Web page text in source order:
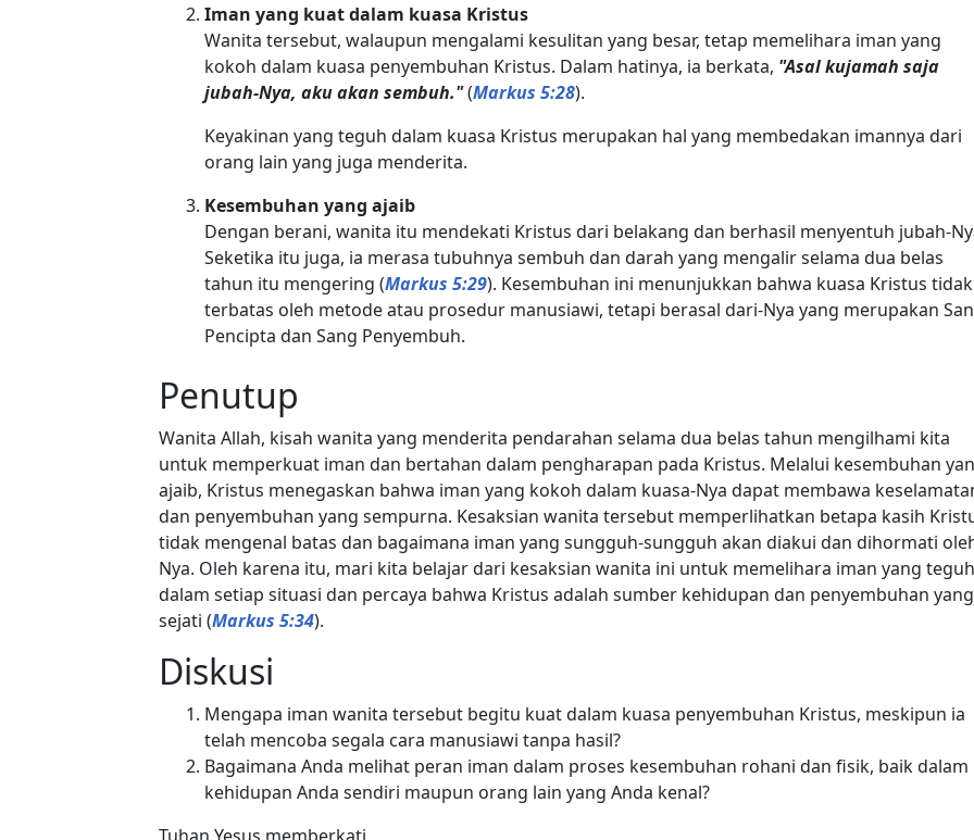
Iman yang kuat dalam kuasa Kristus
Wanita tersebut, walaupun mengalami kesulitan yang besar, tetap memelihara iman yang
kokoh dalam kuasa penyembuhan Kristus. Dalam hatinya, ia berkata, "Asal kujamah saja
jubah-Nya, aku akan sembuh."(Markus 5:28).
Keyakinan yang teguh dalam kuasa Kristus merupakan hal yang membedakan imannya dari
orang lain yang juga menderita.
Kesembuhan yang ajaib
Dengan berani, wanita itu mendekati Kristus dari belakang dan berhasil menyentuh jubah-
Seketika itu juga, ia merasa tubuhnya sembuh dan darah yang mengalir selama dua belas
tahun itu mengering (Markus 5:29). Kesembuhan ini menunjukkan bahwa kuasa Kristus tidak
terbatas oleh metode atau prosedur manusiawi, tetapi berasal dari-Nya yang merupakan
Pencipta dan Sang Penyembuh.
Penutup
Wanita Allah, kisah wanita yang menderita pendarahan selama dua belas tahun mengilhami kita
untuk memperkuat iman dan bertahan dalam pengharapan pada Kristus. Melalui kesembuhan
ajaib, Kristus menegaskan bahwa iman yang kokoh dalam kuasa-Nya dapat membawa
dan penyembuhan yang sempurna. Kesaksian wanita tersebut memperlihatkan betapa kasih
tidak mengenal batas dan bagaimana iman yang sungguh-sungguh akan diakui dan dihormati
Nya. Oleh karena itu, mari kita belajar dari kesaksian wanita ini untuk memelihara iman yang teguh
dalam setiap situasi dan percaya bahwa Kristus adalah sumber kehidupan dan penyembuhan yang
sejati (Markus 5:34).
Diskusi
Mengapa iman wanita tersebut begitu kuat dalam kuasa penyembuhan Kristus, meskipun ia
telah mencoba segala cara manusiawi tanpa hasil?
Bagaimana Anda melihat peran iman dalam proses kesembuhan rohani dan fisik, baik dalam
kehidupan Anda sendiri maupun orang lain yang Anda kenal?